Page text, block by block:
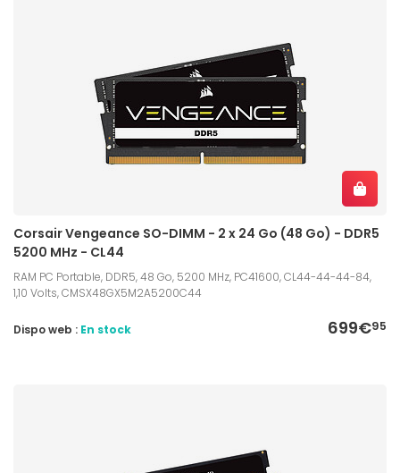
Corsair Vengeance SO-DIMM - 2 x 24 Go (48 Go) - DDR5
5200 MHz - CL44
RAM PC Portable, DDR5, 48 Go, 5200 MHz, PC41600, CL44-44-44-84,
1,10 Volts, CMSX48GX5M2A5200C44
699€95
Dispo web : En stock